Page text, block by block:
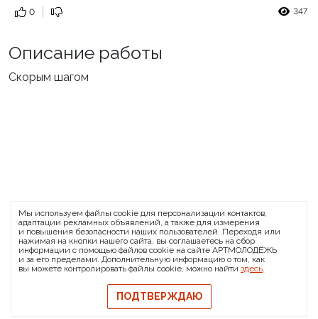
0 347
Описание работы
Скорым шагом
О проекте FAQ
Банковские реквизиты
Сообщить о баге
© 2026 АРТМОЛОДЁЖЬ
Политика конфиденциальности
Политика обмена и возврата
Свидетельство на товарный знак
Публичная оферта
Мы используем файлы cookie для персонализации контактов,
адаптации рекламных объявлений, а также для измерения
и повышения безопасности наших пользователей. Переходя или
нажимая на кнопки нашего сайта, вы соглашаетесь на сбор
информации с помощью файлов cookie на сайте АРТМОЛОДЁЖЬ
и за его пределами. Дополнительную информацию о том, как
вы можете контролировать файлы cookie, можно найти здесь.
ПОДТВЕРЖДАЮ